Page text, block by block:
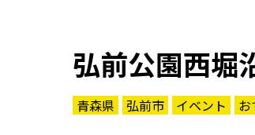
弘前公園西
青森県 弘前市 イベント お